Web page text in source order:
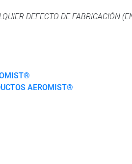
DEFECTO DE FABRICACIÓN
AEROMIST®